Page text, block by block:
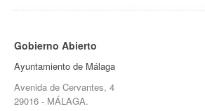
Gobierno Abierto
Ayuntamiento de Málaga
Avenida de Cervantes, 4
29016 - MÁLAGA.